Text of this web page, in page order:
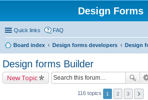
Design Forms
Quick links FAQ
Board index Design forms developers
Design
Design forms Builder
New Topic
116 topics 1 2 3